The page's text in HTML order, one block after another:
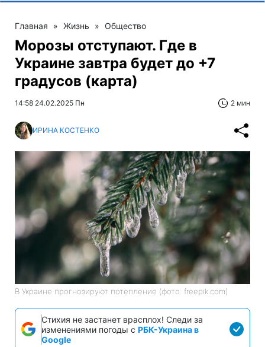
Главная » Жизнь » Общество
Морозы отступают. Где в
Украине завтра будет до +7
градусов (карта)
14:58 24.02.2025 Пн 2 мин
ИРИНА КОСТЕНКО
В Украине прогнозируют потепление (фото: freepik.com)
Стихия не застанет врасплох! Следи за
изменениями погоды с РБК-Украина в
Google